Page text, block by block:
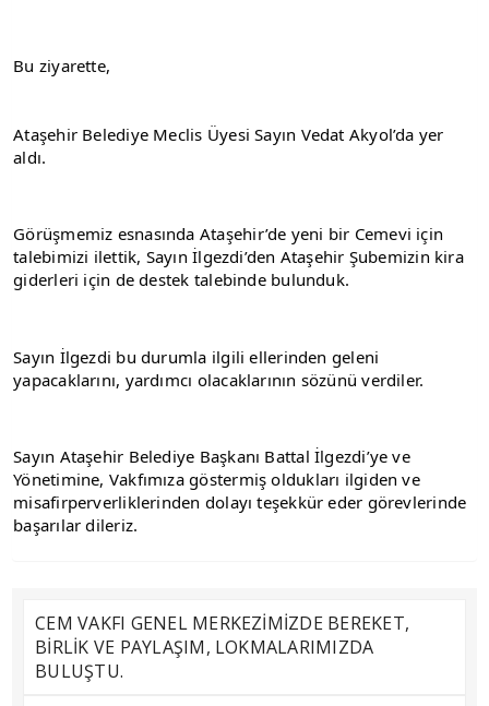
Bu ziyarette,
Ataşehir Belediye Meclis Üyesi Sayın Vedat Akyol’da yer
aldı.
Görüşmemiz esnasında Ataşehir’de yeni bir Cemevi için
talebimizi ilettik, Sayın İlgezdi’den Ataşehir Şubemizin kira
giderleri için de destek talebinde bulunduk.
Sayın İlgezdi bu durumla ilgili ellerinden geleni
yapacaklarını, yardımcı olacaklarının sözünü verdiler.
Sayın Ataşehir Belediye Başkanı Battal İlgezdi’ye ve
Yönetimine, Vakfımıza göstermiş oldukları ilgiden ve
misafirperverliklerinden dolayı teşekkür eder görevlerinde
başarılar dileriz.
CEM VAKFI GENEL MERKEZİMİZDE BEREKET,
BİRLİK VE PAYLAŞIM, LOKMALARIMIZDA
BULUŞTU.